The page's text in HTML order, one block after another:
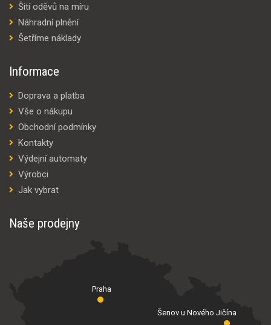
Šití oděvů na míru
Náhradní plnění
Šetříme náklady
Informace
Doprava a platba
Vše o nákupu
Obchodní podmínky
Kontakty
Výdejní automaty
Výrobci
Jak vybrat
Naše prodejny
Praha
Šenov u Nového Jičína